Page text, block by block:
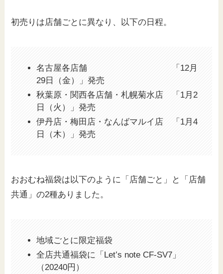
初売りは店舗ごとに異なり、以下の日程。
名古屋各店舗 「12月
29日（金）」発売
秋葉原・関西各店舗・札幌菊水店 「1月2
日（火）」発売
伊丹店・梅田店・なんばマルイ店 「1月4
日（木）」発売
おおむね福袋は以下のように「店舗ごと」と「店舗
共通」の2種ありました。
地域ごとに限定福袋
全店共通福袋に「Let’s note CF-SV7」
（20240円）